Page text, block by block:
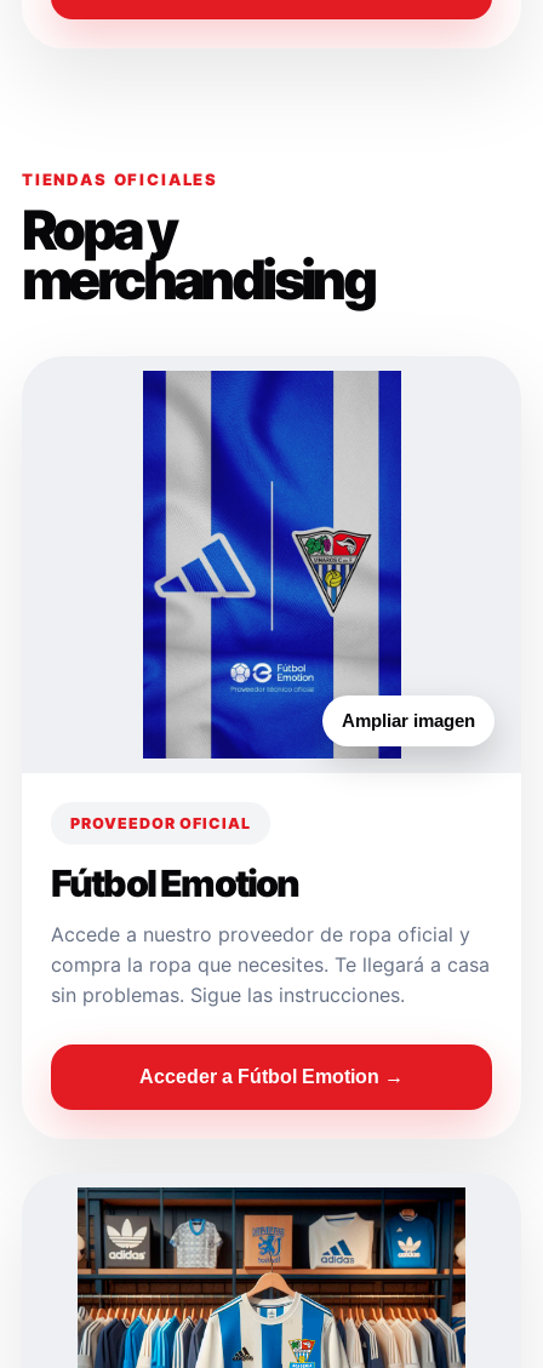
TIENDAS OFICIALES
Ropa y
merchandising
Ampliar imagen
PROVEEDOR OFICIAL
Fútbol Emotion
Accede a nuestro proveedor de ropa oficial y
compra la ropa que necesites. Te llegará a casa
sin problemas. Sigue las instrucciones.
Acceder a Fútbol Emotion →